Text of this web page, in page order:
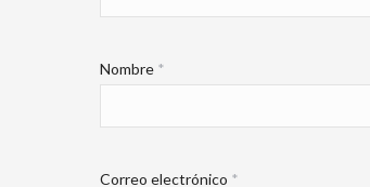
Nombre *
Correo electrónico *